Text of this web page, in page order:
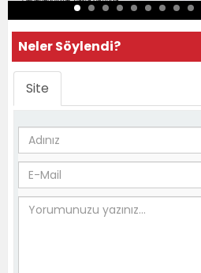
Neler Söylendi?
Site